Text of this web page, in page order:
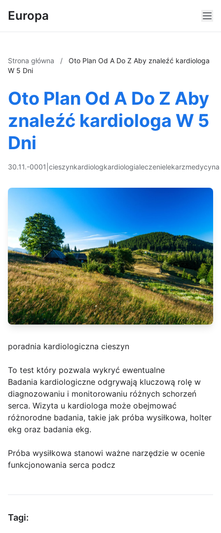
Europa
Strona główna /
Oto Plan Od A Do Z Aby znaleźć kardiologa
W 5 Dni
Oto Plan Od A Do Z Aby
znaleźć kardiologa W 5
Dni
30.11.-0001 cieszynkardiologkardiologialeczenielekarzmedycyna
poradnia kardiologiczna cieszyn
To test który pozwala wykryć ewentualne
Badania kardiologiczne odgrywają kluczową rolę w
diagnozowaniu i monitorowaniu różnych schorzeń
serca. Wizyta u kardiologa może obejmować
różnorodne badania, takie jak próba wysiłkowa, holter
ekg oraz badania ekg.
Próba wysiłkowa stanowi ważne narzędzie w ocenie
funkcjonowania serca podcz
Tagi: